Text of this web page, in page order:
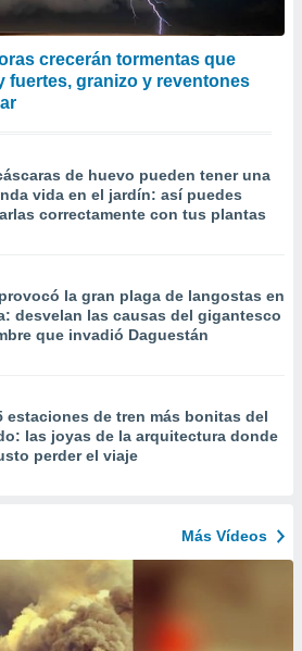
crecerán tormentas que
fuertes, granizo y reventones
de huevo pueden tener una
vida en el jardín: así puedes
correctamente con tus plantas
la gran plaga de langostas en
desvelan las causas del gigantesco
que invadió Daguestán
estaciones de tren más bonitas del
las joyas de la arquitectura donde
perder el viaje
Más Vídeos